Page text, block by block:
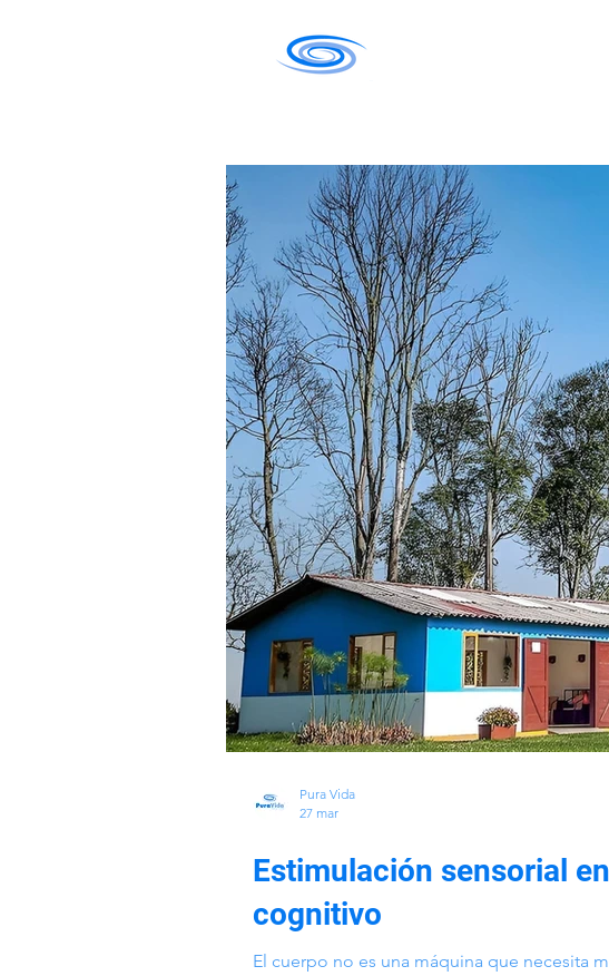
Estimulación sensorial
cognitivo
El cuerpo no es una máquina que necesita
Pura Vida
27 mar